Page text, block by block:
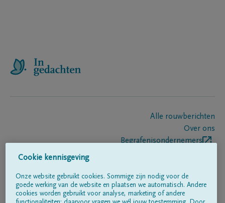
Alle rouwberichten
Over ons
Begrafenisondernemers
Volg ons op
Cookie kennisgeving
Onze website gebruikt cookies. Sommige zijn nodig voor de
goede werking van de website en plaatsen we automatisch. Andere
cookies worden gebruikt voor analyse, marketing of andere